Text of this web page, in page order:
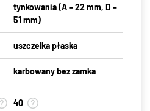
tynkowania (A = 22 mm, D =
51 mm)
uszczelka płaska
karbowany bez zamka
40